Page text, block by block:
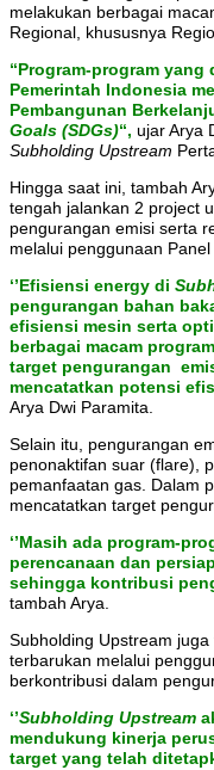
melakukan berbagai
Regional, khususnya
“Program-program
Pemerintah Indonesia
Pembangunan
Goals (SDGs)“, ujar Arya
Subholding Upstream
Hingga saat ini, tambah
tengah jalankan 2 project
pengurangan emisi serta
melalui penggunaan Panel
‘’Efisiensi energy di
pengurangan bahan
efisiensi mesin serta
berbagai macam
target pengurangan
mencatatkan potensi
Arya Dwi Paramita.
Selain itu, pengurangan
penonaktifan suar (flare),
pemanfaatan gas. Dalam
mencatatkan target
‘’Masih ada program-
perencanaan dan
sehingga kontribusi
tambah Arya.
Subholding Upstream
terbarukan melalui
berkontribusi dalam
‘’Subholding Upstream
mendukung kinerja
target yang telah